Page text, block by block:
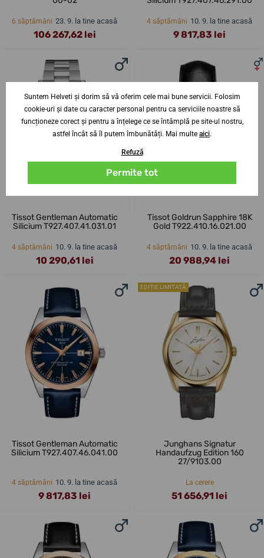
6 săptămâni 23. 9. la tine acasă
106 267,62 lei
4 săptămâni 10. 9. la tine acasă
9 817,83 lei
Tissot Gentleman Automatic
Silicium T927.407.41.031.01
4 săptămâni 10. 9. la tine acasă
10 290,61 lei
Tissot Goldrun Sapphire 18K
Gold T922.410.16.021.00
4 săptămâni 10. 9. la tine acasă
20 988,94 lei
Tissot Gentleman Automatic
Silicium T927.407.46.041.00
4 săptămâni 10. 9. la tine acasă
9 817,83 lei
EDIȚIE LIMITATĂ
Junghans Signatur
Handaufzug Edition 160
27/9103.00
La cerere
51 656,91 lei
Suntem Helveti și dorim să vă oferim cele mai bune servicii. Folosim
cookie-uri și date cu caracter personal pentru ca serviciile noastre să
funcționeze corect și pentru a înțelege ce se întâmplă pe site-ul nostru,
astfel încât să îl putem îmbunătăți. Mai multe aici.
Refuză
Permite tot